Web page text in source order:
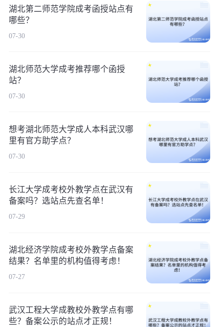
湖北第二师范学院成考函授站点有
哪些？
07-30
湖北师范大学成考推荐哪个函授
站？
07-30
想考湖北师范大学成人本科武汉哪
里有官方助学点？
07-30
长江大学成考校外教学点在武汉有
备案吗？选站点先查名单！
07-29
湖北经济学院成考校外教学点备案
结果？名单里的机构值得考虑！
07-27
武汉工程大学成教校外教学点有哪
些？备案公示的站点才正规！